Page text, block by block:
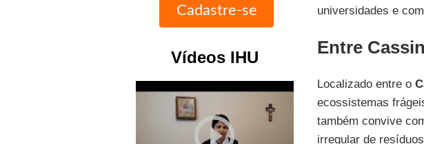
Vídeos IHU
universidades e
Entre
Localizado entre o
ecossistemas
também convive
irregular de